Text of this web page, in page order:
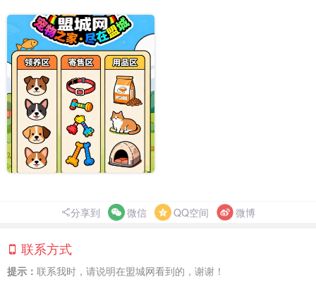
分享到 微信 QQ空间 微博
联系方式
提示： 联系我时，请说明在盟城网看到的，谢谢！